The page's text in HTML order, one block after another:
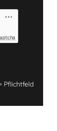
Pflichtfeld